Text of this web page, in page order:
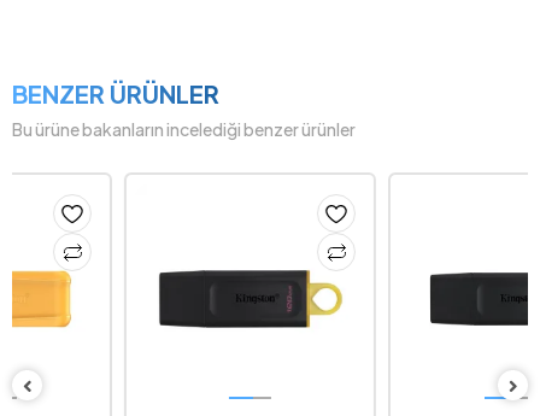
BENZER ÜRÜNLER
Bu ürüne bakanların incelediği benzer ürünler